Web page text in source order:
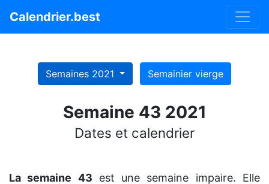
Calendrier.best
Semaines 2021 Semainier vierge
Semaine 43 2021
Dates et calendrier
La semaine 43 est une semaine impaire. Elle